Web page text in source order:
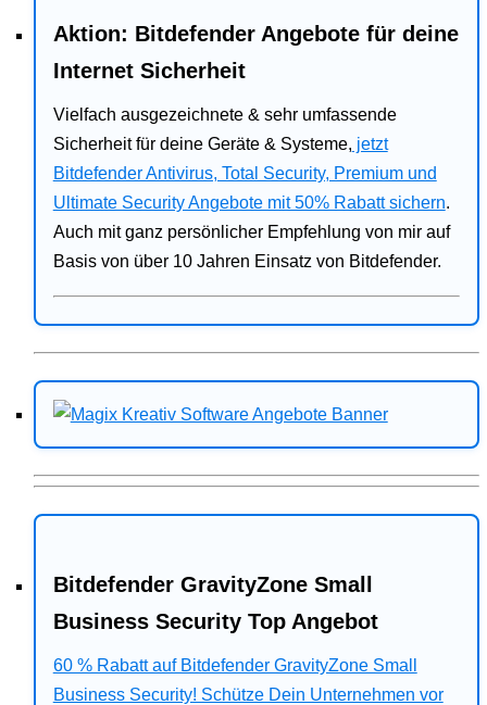
Aktion: Bitdefender Angebote für deine
Internet Sicherheit
Vielfach ausgezeichnete & sehr umfassende
Sicherheit für deine Geräte & Systeme, jetzt
Bitdefender Antivirus, Total Security, Premium und
Ultimate Security Angebote mit 50% Rabatt sichern.
Auch mit ganz persönlicher Empfehlung von mir auf
Basis von über 10 Jahren Einsatz von Bitdefender.
Bitdefender GravityZone Small
Business Security Top Angebot
60 % Rabatt auf Bitdefender GravityZone Small
Business Security! Schütze Dein Unternehmen vor